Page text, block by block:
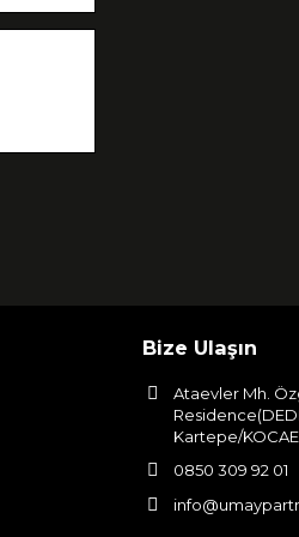
Bize Ulaşın
Ataevler Mh.
Kartepe/
0850 309 92 01